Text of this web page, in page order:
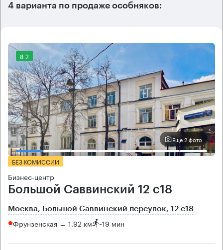
4 варианта по продаже особняков:
8.2
Еще 2 фото
БЕЗ КОМИССИИ
Бизнес-центр
Большой Саввинский 12 с18
Москва, Большой Саввинский переулок, 12 с18
Фрунзенская → 1.92 км ~19 мин